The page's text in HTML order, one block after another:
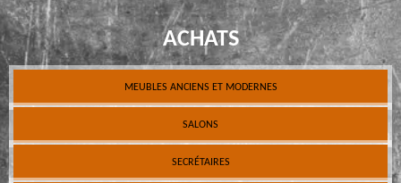
ACHATS
MEUBLES ANCIENS ET MODERNES
SALONS
SECRÉTAIRES